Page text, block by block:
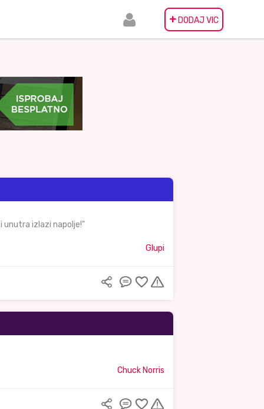
+ DODAJ VIC
unutra izlazi napolje!"
Glupi
Chuck Norris